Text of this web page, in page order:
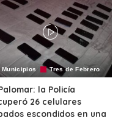
Municipios Tres de Febrero
la Policía
26 celulares
escondidos en una